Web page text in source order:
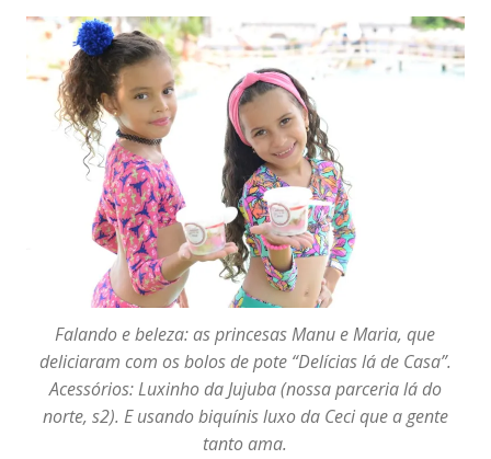
Falando e beleza: as princesas Manu e Maria, que
deliciaram com os bolos de pote “Delícias lá de Casa”.
Acessórios: Luxinho da Jujuba (nossa parceria lá do
norte, s2). E usando biquínis luxo da Ceci que a gente
tanto ama.